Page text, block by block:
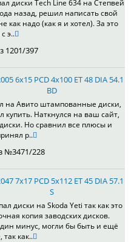
диски Tech Line 634 на Степвей
назад, решил написать свой
надо (как я и хотел). За это
э..
1201/397
6x15 PCD 4x100 ET 48 DIA 54.1
BD
на Авито штампованные диски,
купить. Наткнулся на ваш сайт,
Но сравнил все плюсы и
р..
№3471/228
7x17 PCD 5x112 ET 45 DIA 57.1
S
диски на Skoda Yeti так как это
копия заводских дисков.
минус, могли бы быть и ещё
как..